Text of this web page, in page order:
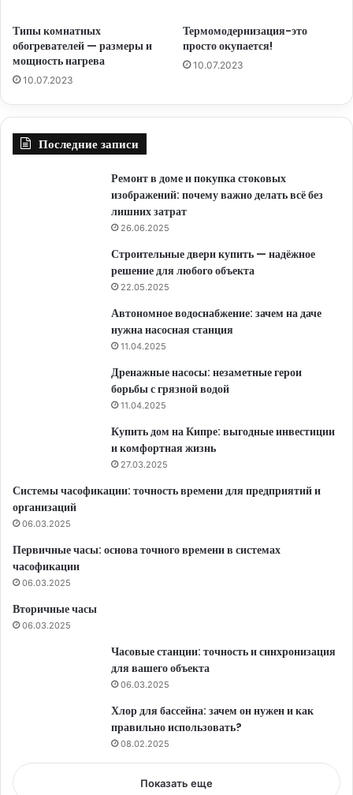
Типы комнатных
обогревателей — размеры и
мощность нагрева
10.07.2023
Термомодернизация-это
просто окупается!
10.07.2023
Последние записи
Ремонт в доме и покупка стоковых
изображений: почему важно делать всё без
лишних затрат
26.06.2025
Строительные двери купить — надёжное
решение для любого объекта
22.05.2025
Автономное водоснабжение: зачем на даче
нужна насосная станция
11.04.2025
Дренажные насосы: незаметные герои
борьбы с грязной водой
11.04.2025
Купить дом на Кипре: выгодные инвестиции
и комфортная жизнь
27.03.2025
Системы часофикации: точность времени для предприятий и
организаций
06.03.2025
Первичные часы: основа точного времени в системах
часофикации
06.03.2025
Вторичные часы
06.03.2025
Часовые станции: точность и синхронизация
для вашего объекта
06.03.2025
Хлор для бассейна: зачем он нужен и как
правильно использовать?
08.02.2025
Показать еще